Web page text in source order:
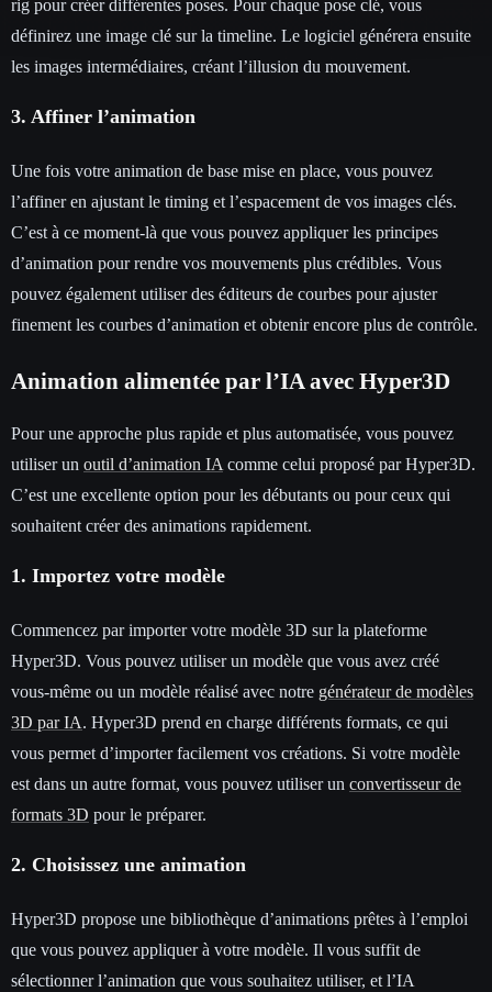
rig pour créer différentes poses. Pour chaque pose clé, vous
définirez une image clé sur la timeline. Le logiciel générera ensuite
les images intermédiaires, créant l’illusion du mouvement.
3. Affiner l’animation
Une fois votre animation de base mise en place, vous pouvez
l’affiner en ajustant le timing et l’espacement de vos images clés.
C’est à ce moment-là que vous pouvez appliquer les principes
d’animation pour rendre vos mouvements plus crédibles. Vous
pouvez également utiliser des éditeurs de courbes pour ajuster
finement les courbes d’animation et obtenir encore plus de contrôle.
Animation alimentée par l’IA avec Hyper3D
Pour une approche plus rapide et plus automatisée, vous pouvez
utiliser un outil d’animation IA comme celui proposé par Hyper3D.
C’est une excellente option pour les débutants ou pour ceux qui
souhaitent créer des animations rapidement.
1. Importez votre modèle
Commencez par importer votre modèle 3D sur la plateforme
Hyper3D. Vous pouvez utiliser un modèle que vous avez créé
vous-même ou un modèle réalisé avec notre générateur de modèles
3D par IA. Hyper3D prend en charge différents formats, ce qui
vous permet d’importer facilement vos créations. Si votre modèle
est dans un autre format, vous pouvez utiliser un convertisseur de
formats 3D pour le préparer.
2. Choisissez une animation
Hyper3D propose une bibliothèque d’animations prêtes à l’emploi
que vous pouvez appliquer à votre modèle. Il vous suffit de
sélectionner l’animation que vous souhaitez utiliser, et l’IA